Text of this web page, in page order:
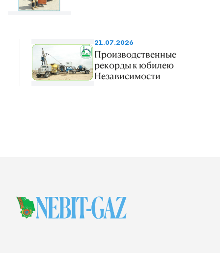
21.07.2026
Производственные
рекорды к юбилею
Независимости